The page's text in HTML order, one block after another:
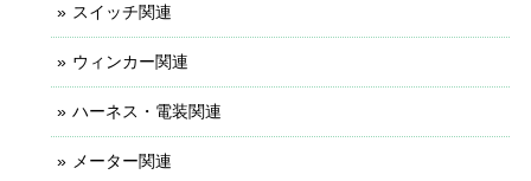
スイッチ関連
ウィンカー関連
ハーネス・電装関連
メーター関連